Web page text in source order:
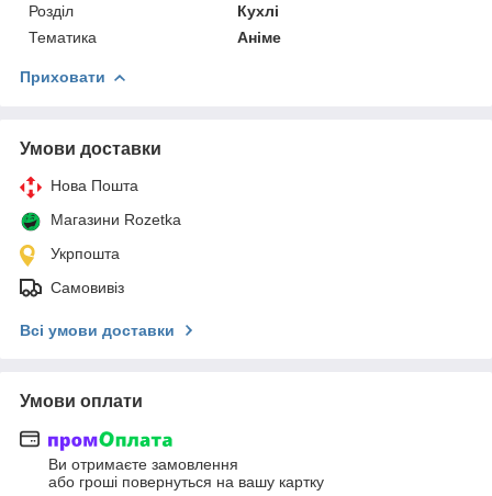
Розділ
Кухлі
Тематика
Аніме
Приховати
Умови доставки
Нова Пошта
Магазини Rozetka
Укрпошта
Самовивіз
Всі умови доставки
Умови оплати
Ви отримаєте замовлення
або гроші повернуться на вашу картку